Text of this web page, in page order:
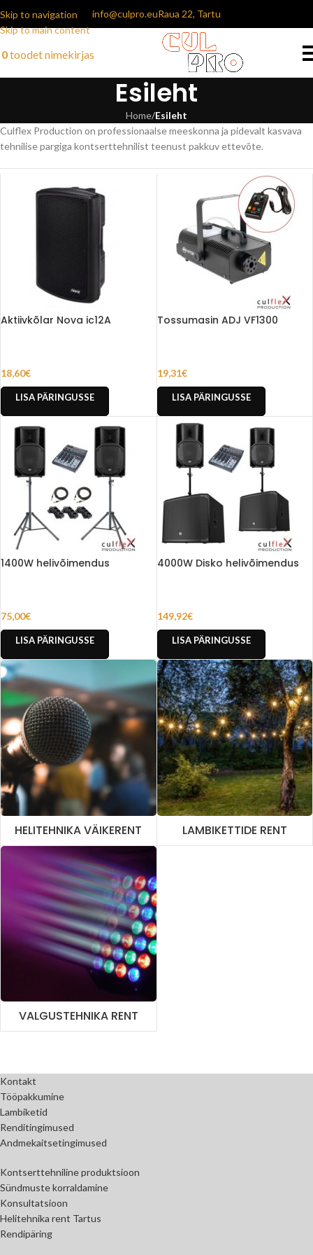
Skip to navigation
Skip to main content
info@culpro.euRaua 22, Tartu
0toodetnimekirjas
Esileht
Home/Esileht
Culflex Production on professionaalse meeskonna ja pidevalt kasvava
tehnilise pargiga kontserttehnilist teenust pakkuv ettevõte.
Aktiivkõlar Nova ic12A
18,60€
LISA PÄRINGUSSE
Tossumasin ADJ VF1300
19,31€
LISA PÄRINGUSSE
1400W helivõimendus
75,00€
LISA PÄRINGUSSE
4000W Disko helivõimendus
149,92€
LISA PÄRINGUSSE
HELITEHNIKA VÄIKERENT LAMBIKETTIDE RENT
VALGUSTEHNIKA RENT
Kontakt
Tööpakkumine
Lambiketid
Renditingimused
Andmekaitsetingimused
Kontserttehniline produktsioon
Sündmuste korraldamine
Konsultatsioon
Helitehnika rent Tartus
Rendipäring